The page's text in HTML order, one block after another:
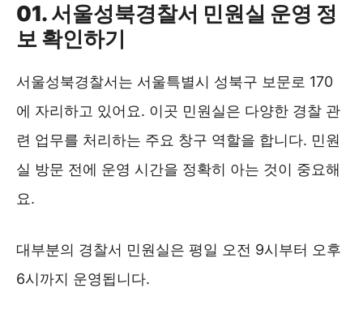
01. 서울성북경찰서 민원실 운영 정
보 확인하기
서울성북경찰서는 서울특별시 성북구 보문로 170
에 자리하고 있어요. 이곳 민원실은 다양한 경찰 관
련 업무를 처리하는 주요 창구 역할을 합니다. 민원
실 방문 전에 운영 시간을 정확히 아는 것이 중요해
요.
대부분의 경찰서 민원실은 평일 오전 9시부터 오후
6시까지 운영됩니다.